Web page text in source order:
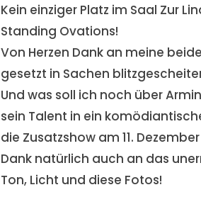
Kein einziger Platz im Saal Zur
Standing Ovations!
Von Herzen Dank an meine
gesetzt in Sachen
Und was soll ich noch über
sein Talent in ein
die Zusatzshow am 11.
Dank natürlich auch an das
Ton, Licht und diese Fotos!